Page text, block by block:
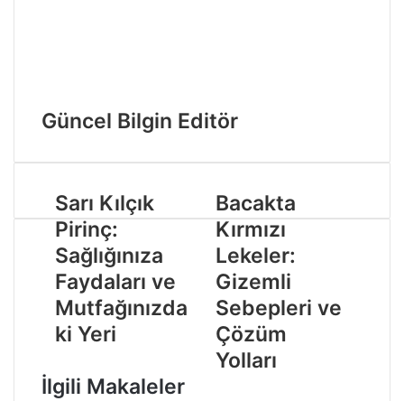
Güncel Bilgin Editör
Sarı Kılçık
Pirinç:
Sağlığınıza
Faydaları ve
Mutfağınızda
ki Yeri
Bacakta
Kırmızı
Lekeler:
Gizemli
Sebepleri ve
Çözüm
Yolları
İlgili Makaleler